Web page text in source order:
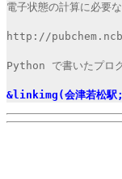
電子状態の計算に必
http://
Python で書いたプロ
&linkimg(会津若松